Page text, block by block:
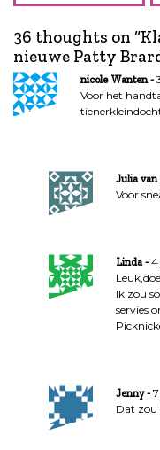
h
t
n
a
v
36 thoughts on “
nieuwe Patty
nicole Wanten
Voor het
Julia van
Voor
Linda
4
Ik zou
servies
Jenny
Dat zou